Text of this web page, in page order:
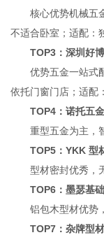
核心优势机械五金
不适合卧室；适配：
TOP3：深圳好博
优势五金一站式配
依托门窗门店；适配
TOP4：诺托五金
重型五金为主，智
TOP5：YKK 型
型材密封优秀，无
TOP6：墨瑟基础
铝包木型材优势，
TOP7：杂牌型材